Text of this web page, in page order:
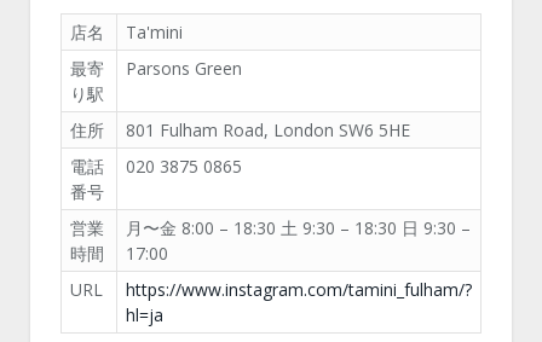
店名
Ta'mini
最寄
り駅
Parsons Green
住所
801 Fulham Road, London SW6 5HE
電話
番号
020 3875 0865
営業
時間
月〜金 8:00 – 18:30 土 9:30 – 18:30 日 9:30 –
17:00
URL
https://www.instagram.com/tamini_fulham/?
hl=ja